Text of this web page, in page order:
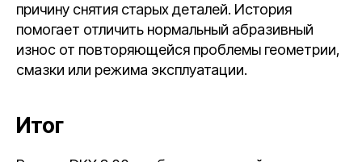
причину снятия старых деталей. История
помогает отличить нормальный абразивный
износ от повторяющейся проблемы геометрии,
смазки или режима эксплуатации.
Итог